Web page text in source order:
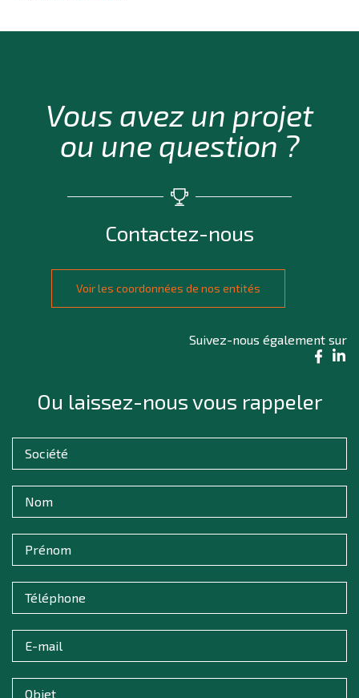
Vous avez un projet
ou une question ?
Contactez-nous
Voir les coordonnées de nos entités
Suivez-nous également sur
Ou laissez-nous vous rappeler